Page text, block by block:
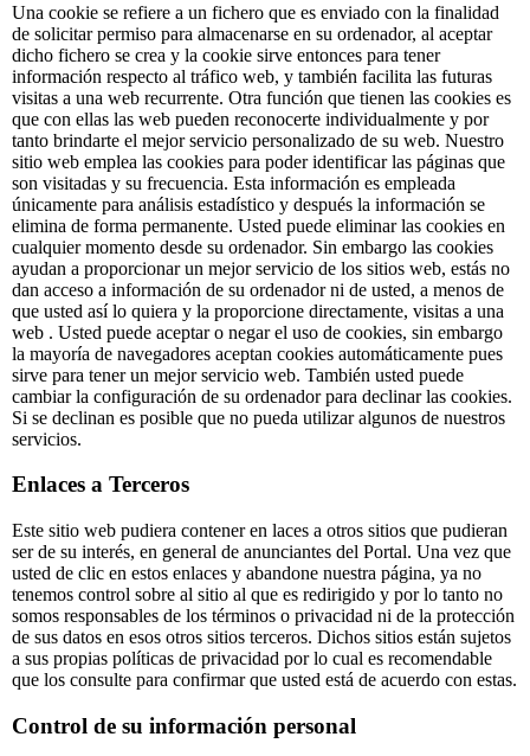
Una cookie se refiere a un fichero que es enviado con la finalidad
de solicitar permiso para almacenarse en su ordenador, al aceptar
dicho fichero se crea y la cookie sirve entonces para tener
información respecto al tráfico web, y también facilita las futuras
visitas a una web recurrente. Otra función que tienen las cookies es
que con ellas las web pueden reconocerte individualmente y por
tanto brindarte el mejor servicio personalizado de su web. Nuestro
sitio web emplea las cookies para poder identificar las páginas que
son visitadas y su frecuencia. Esta información es empleada
únicamente para análisis estadístico y después la información se
elimina de forma permanente. Usted puede eliminar las cookies en
cualquier momento desde su ordenador. Sin embargo las cookies
ayudan a proporcionar un mejor servicio de los sitios web, estás no
dan acceso a información de su ordenador ni de usted, a menos de
que usted así lo quiera y la proporcione directamente, visitas a una
web . Usted puede aceptar o negar el uso de cookies, sin embargo
la mayoría de navegadores aceptan cookies automáticamente pues
sirve para tener un mejor servicio web. También usted puede
cambiar la configuración de su ordenador para declinar las cookies.
Si se declinan es posible que no pueda utilizar algunos de nuestros
servicios.
Enlaces a Terceros
Este sitio web pudiera contener en laces a otros sitios que pudieran
ser de su interés, en general de anunciantes del Portal. Una vez que
usted de clic en estos enlaces y abandone nuestra página, ya no
tenemos control sobre al sitio al que es redirigido y por lo tanto no
somos responsables de los términos o privacidad ni de la protección
de sus datos en esos otros sitios terceros. Dichos sitios están sujetos
a sus propias políticas de privacidad por lo cual es recomendable
que los consulte para confirmar que usted está de acuerdo con estas.
Control de su información personal